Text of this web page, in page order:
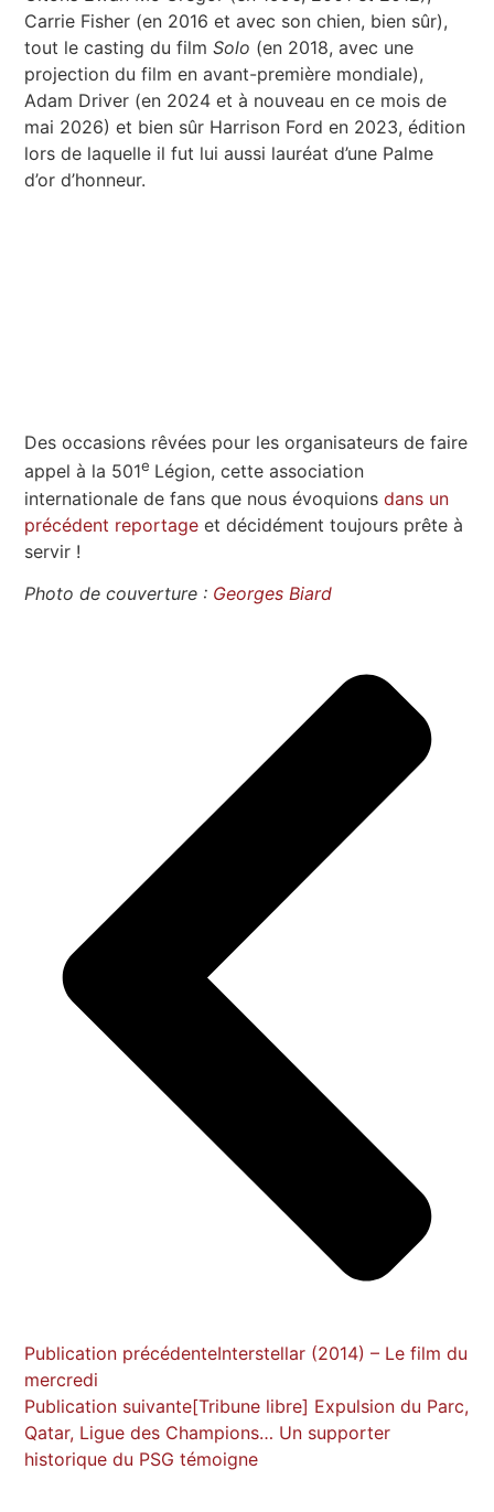
Carrie Fisher (en 2016 et avec son chien, bien sûr),
tout le casting du filmSolo (en 2018, avec une
projection du film en avant-première mondiale),
Adam Driver (en 2024 et à nouveau en ce mois de
mai 2026) et bien sûr Harrison Ford en 2023, édition
lors de laquelle il fut lui aussi lauréat d’une Palme
d’or d’honneur.
Des occasions rêvées pour les organisateurs de faire
appel à la 501e Légion, cette association
internationale de fans que nous évoquionsdans un
précédent reportage et décidément toujours prête à
servir !
Photo de couverture : Georges Biard
Publication précédenteInterstellar (2014) – Le film du
mercredi
Publication suivante[Tribune libre] Expulsion du Parc,
Qatar, Ligue des Champions… Un supporter
historique du PSG témoigne